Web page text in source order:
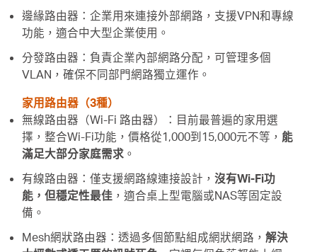
邊緣路由器：企業用來連接外部網路，支援VPN和專線
功能，適合中大型企業使用。
分發路由器：負責企業內部網路分配，可管理多個
VLAN，確保不同部門網路獨立運作。
家用路由器（3種）
無線路由器（Wi-Fi 路由器）：目前最普遍的家用選
擇，整合Wi-Fi功能，價格從1,000到15,000元不等， 能
滿足大部分家庭需求 。
有線路由器：僅支援網路線連接設計，沒有Wi-Fi功
能，但穩定性最佳 ，適合桌上型電腦或NAS等固定設
備。
Mesh網狀路由器：透過多個節點組成網狀網路，解決